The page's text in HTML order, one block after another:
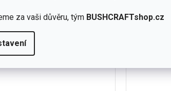
za vaši důvěru, tým BUSHCRAFTshop.cz